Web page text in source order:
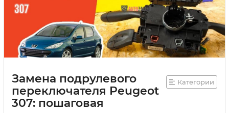
Замена подрулевого
переключателя Peugeot
307: пошаговая
Категории